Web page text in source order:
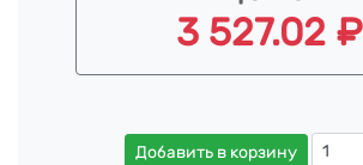
3 527.02 ₽
Добавить в корзину